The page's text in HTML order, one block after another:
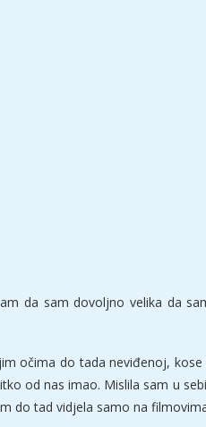
da sam dovoljno velika da
očima do tada neviđenoj,
od nas imao. Mislila sam u
do tad vidjela samo na